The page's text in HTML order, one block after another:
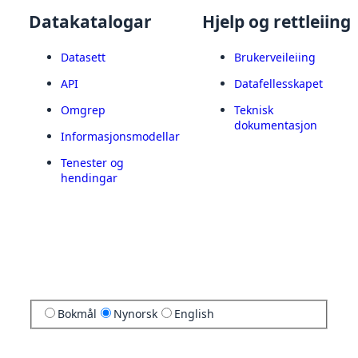
Datakatalogar
Datasett
API
Omgrep
Informasjonsmodellar
Tenester og
hendingar
Hjelp og rettleiing
Brukerveileiing
Datafellesskapet
Teknisk
dokumentasjon
Bokmål Nynorsk English